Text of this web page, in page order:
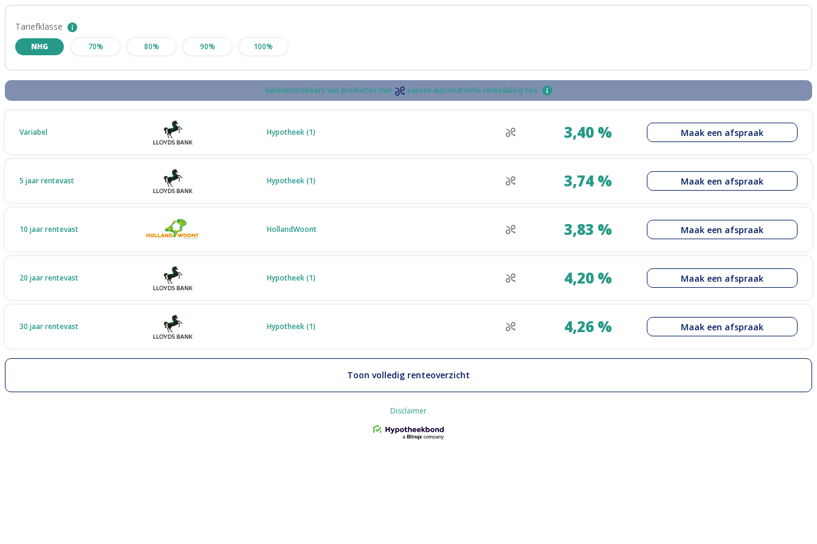
Tariefklasse
NHG 70% 80% 90% 100%
Geldverstrekkers van producten met passen automatische rentedaling toe
Variabel Hypotheek (1) 3,40 % Maak een afspraak
5 jaar rentevast Hypotheek (1) 3,74 % Maak een afspraak
10 jaar rentevast HollandWoont 3,83 % Maak een afspraak
20 jaar rentevast Hypotheek (1) 4,20 % Maak een afspraak
30 jaar rentevast Hypotheek (1) 4,26 % Maak een afspraak
Toon volledig renteoverzicht
Disclaimer